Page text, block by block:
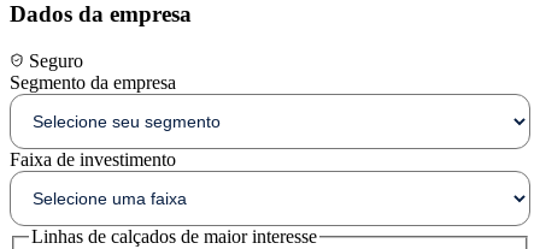
Dados da empresa
Seguro
Segmento da empresa
Faixa de investimento
Linhas de calçados de maior interesse